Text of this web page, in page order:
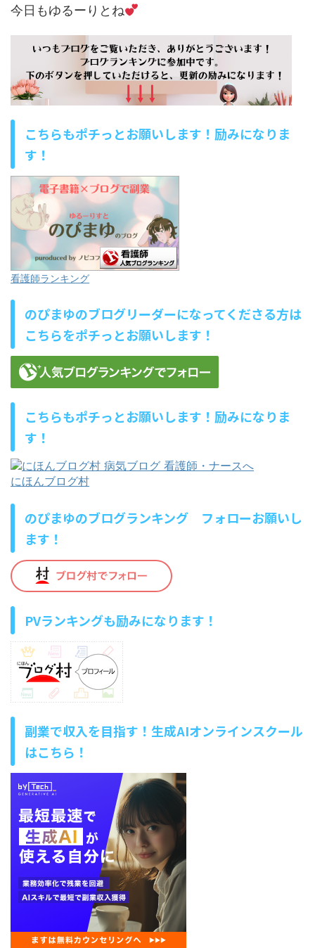
今日もゆるーりとね
こちらもポチっとお願いします！励みになりま
す！
看護師ランキング
のぴまゆのブログリーダーになってくださる方は
こちらをポチっとお願いします！
こちらもポチっとお願いします！励みになりま
す！
にほんブログ村
のぴまゆのブログランキング フォローお願いし
ます！
PVランキングも励みになります！
副業で収入を目指す！生成AIオンラインスクール
はこちら！